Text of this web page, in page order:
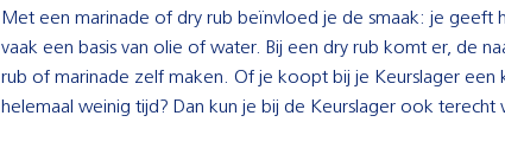
Met een marinade of dry rub beïnvloed je de smaak: je geeft
vaak een basis van olie of water. Bij een dry rub komt er, de
rub of marinade zelf maken. Of je koopt bij je Keurslager
helemaal weinig tijd? Dan kun je bij de Keurslager ook